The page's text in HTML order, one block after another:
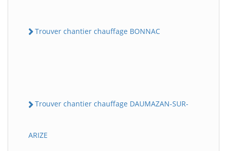
Trouver chantier chauffage BONNAC
Trouver chantier chauffage DAUMAZAN-SUR-
ARIZE